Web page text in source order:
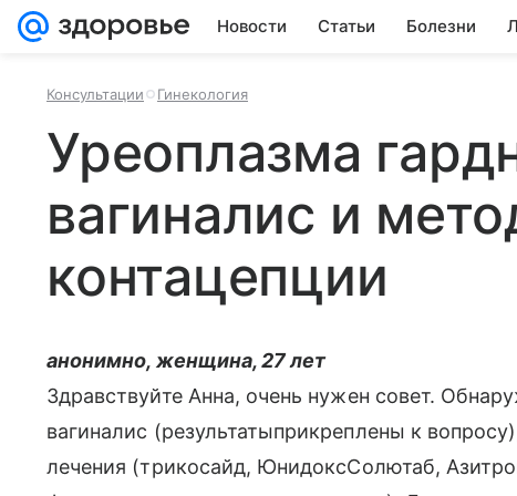
Новости Статьи Болезни
Консультации Гинекология
Уреоплазма
вагиналис и
контацепции
анонимно, женщина, 27 лет
Здравствуйте Анна, очень нужен совет.
вагиналис (результатыприкреплены к
лечения (трикосайд, ЮнидоксСолютаб,